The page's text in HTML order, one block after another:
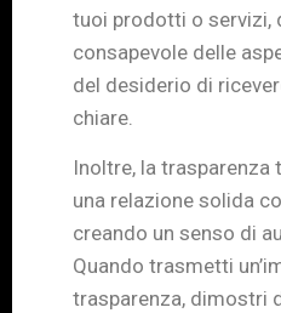
tuoi prodotti o servizi,
consapevole delle
del desiderio di
chiare.
Inoltre, la trasparenza
una relazione solida
creando un senso di
Quando trasmetti
trasparenza, dimostri